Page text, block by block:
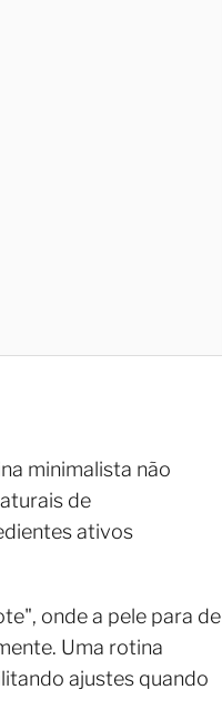
minimalista não
de
ativos
onde a pele para de
Uma rotina
ajustes quando